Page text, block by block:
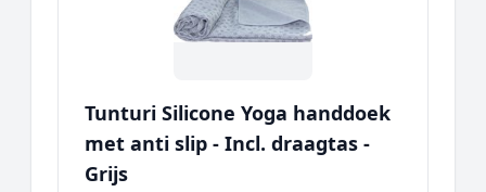
Tunturi Silicone Yoga handdoek
met anti slip - Incl. draagtas -
Grijs